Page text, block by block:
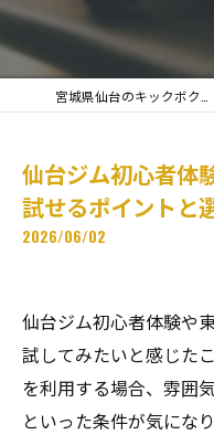
仙台ジム初心者体
試せるポイントと
2026/06/02
仙台ジム初心者体験や
試してみたいと感じた
を利用する場合、雰囲
といった条件が気にな